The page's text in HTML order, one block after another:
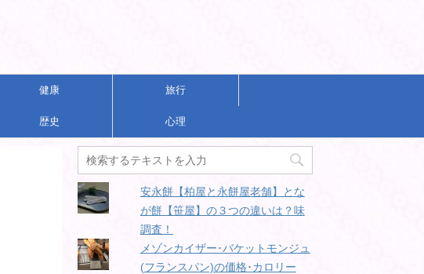
健康 旅行
歴史 心理
安永餅【柏屋と永餅屋老舗】とな
が餅【笹屋】の３つの違いは？味
調査！
メゾンカイザー･バケットモンジュ
(フランスパン)の価格･カロリー